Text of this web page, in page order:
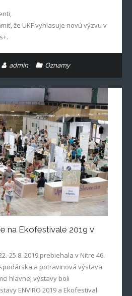
že UKF vyhlasuje novú výzvu v
admin Oznamy
na Ekofestivale 2019 v
25.8. 2019 prebiehala v Nitre 46.
a potravinová výstava
hlavnej výstavy boli
ENVIRO 2019 a Ekofestival